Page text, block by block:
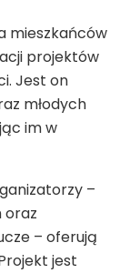
mieszkańców
projektów
Jest on
młodych
im w
–
oraz
– oferują
jest